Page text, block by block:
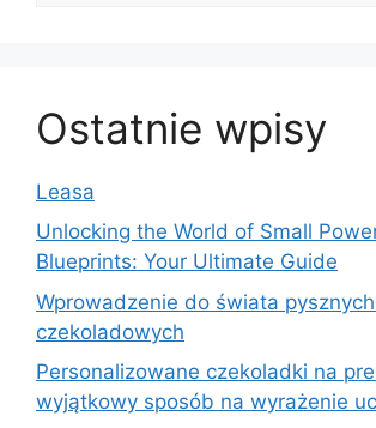
Ostatnie wpisy
Leasa
Unlocking the World of Small
Blueprints: Your Ultimate Guide
Wprowadzenie do świata
czekoladowych
Personalizowane czekoladki na
wyjątkowy sposób na wyrażenie